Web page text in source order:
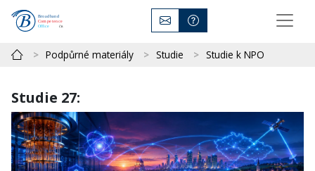
Podpůrné materiály Studie Studie k NPO
Studie 27: